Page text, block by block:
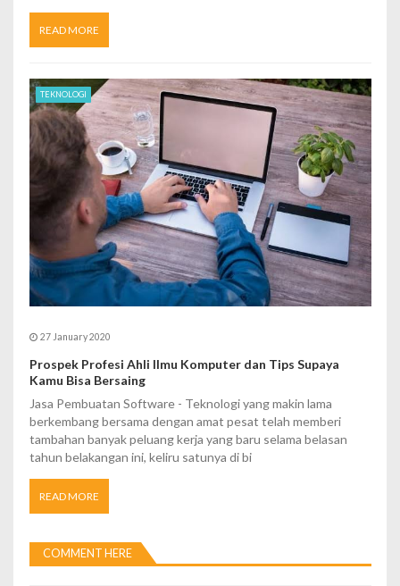
READ MORE
TEKNOLOGI
27 January 2020
Prospek Profesi Ahli Ilmu Komputer dan Tips Supaya
Kamu Bisa Bersaing
Jasa Pembuatan Software - Teknologi yang makin lama
berkembang bersama dengan amat pesat telah memberi
tambahan banyak peluang kerja yang baru selama belasan
tahun belakangan ini, keliru satunya di bi
READ MORE
COMMENT HERE